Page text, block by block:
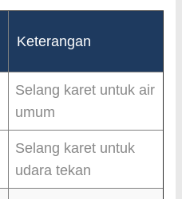
Keterangan
Selang karet untuk air
umum
Selang karet untuk
udara tekan